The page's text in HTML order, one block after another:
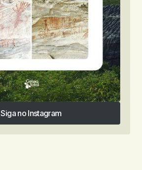
Siga no Instagram
Siga no Instagram